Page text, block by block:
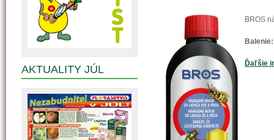
BROS
Balenie:
Ďaľšie
AKTUALITY JÚL